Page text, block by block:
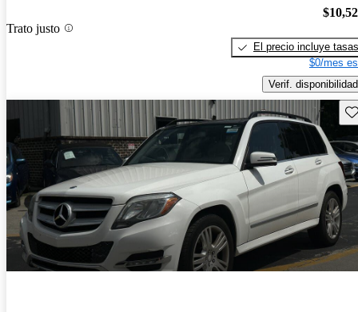
Trato justo
El precio incluye tasas
$0/mes
Verif. disponibilidad